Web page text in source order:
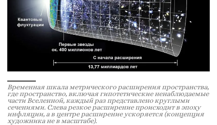
Временная шкала метрического расширения пространства,
где пространство, включая гипотетические ненаблюдаемые
части Вселенной, каждый раз представлено круглыми
сечениями. Слева резкое расширение происходит в эпоху
инфляции, а в центре расширение ускоряется (концепция
художника не в масштабе).